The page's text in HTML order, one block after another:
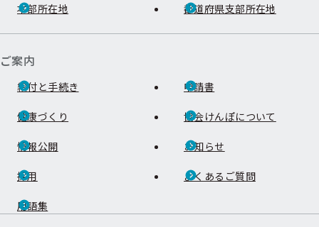
本部所在地 都道府県支部所在地
ご案内
給付と手続き 申請書
健康づくり 協会けんぽについて
情報公開 お知らせ
採用 よくあるご質問
用語集